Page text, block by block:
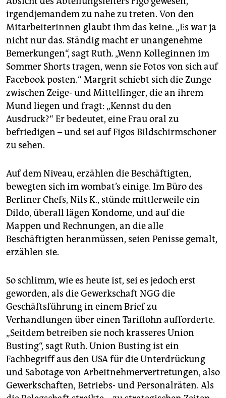
irgendjemandem zu nahe zu treten. Von den
Mitarbeiterinnen glaubt ihm das keine. „Es war ja
nicht nur das. Ständig macht er unangenehme
Bemerkungen“, sagt Ruth. „Wenn Kolleginnen im
Sommer Shorts tragen, wenn sie Fotos von sich auf
Face­book posten.“ Margrit schiebt sich die Zunge
zwischen Zeige- und Mittelfinger, die an ihrem
Mund liegen und fragt: „Kennst du den
Ausdruck?“ Er bedeutet, eine Frau oral zu
befriedigen – und sei auf Figos Bildschirmschoner
zu sehen.
Auf dem Niveau, erzählen die Beschäftigten,
bewegten sich im wombat’s einige. Im Büro des
Berliner Chefs, Nils K., stünde mittlerweile ein
Dildo, überall lägen Kondome, und auf die
Mappen und Rechnungen, an die alle
Beschäftigten heranmüssen, seien Penisse gemalt,
erzählen sie.
So schlimm, wie es heute ist, sei es jedoch erst
geworden, als die Gewerkschaft NGG die
Geschäftsführung in einem Brief zu
Verhandlungen über einen Tariflohn aufforderte.
„Seitdem betreiben sie noch krasseres Union
Busting“, sagt Ruth. Union Busting ist ein
Fachbegriff aus den USA für die Unterdrückung
und Sabotage von Arbeitnehmervertretungen, also
Gewerkschaften, Betriebs- und Personalräten. Als